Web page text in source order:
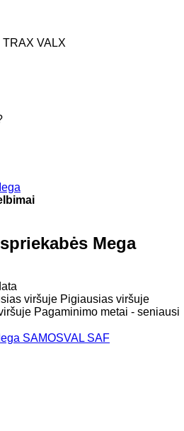
TRAX VALX
Mega
viršuje Pigiausias viršuje
Pagaminimo metai - seniausi